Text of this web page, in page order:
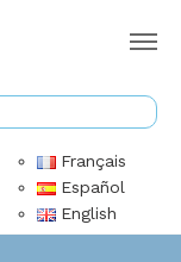
Français
Español
English